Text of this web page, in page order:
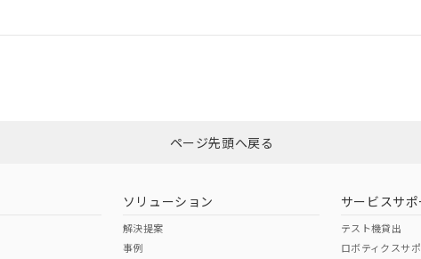
ダウンロードはこちらページ先頭へ戻る
ソリューション
解決提案
事例
サービスサポ
テスト機貸出
ロボティクスサ